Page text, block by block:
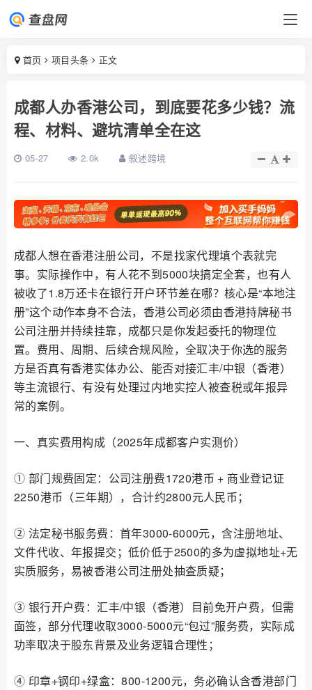
首页 项目头条 正文
成都人办香港公司，到底要花多少钱？流
程、材料、避坑清单全在这
05-27 2.0k 叙述跨境
成都人想在香港注册公司，不是找家代理填个表就完
事。实际操作中，有人花不到5000块搞定全套，也有人
被收了1.8万还卡在银行开户环节差在哪？核心是“本地注
册”这个动作本身不合法，香港公司必须由香港持牌秘书
公司注册并持续挂靠，成都只是你发起委托的物理位
置。费用、周期、后续合规风险，全取决于你选的服务
方是否真有香港实体办公、能否对接汇丰/中银（香港）
等主流银行、有没有处理过内地实控人被查税或年报异
常的案例。
一、真实费用构成（2025年成都客户实测价）
① 部门规费固定：公司注册费1720港币 + 商业登记证
2250港币（三年期），合计约2800元人民币；
② 法定秘书服务费：首年3000-6000元，含注册地址、
文件代收、年报提交；低价低于2500的多为虚拟地址+无
实质服务，易被香港公司注册处抽查质疑；
③ 银行开户费：汇丰/中银（香港）目前免开户费，但需
面签，部分代理收取3000-5000元“包过”服务费，实际成
功率取决于股东背景及业务逻辑合理性；
④ 印章+钢印+绿盒：800-1200元，务必确认含香港部门